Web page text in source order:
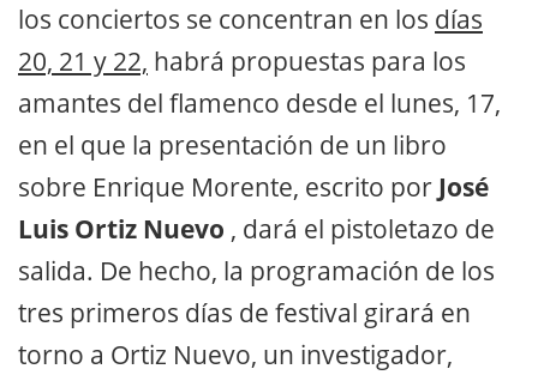
los conciertos se concentran en los días
20, 21 y 22, habrá propuestas para los
amantes del flamenco desde el lunes, 17,
en el que la presentación de un libro
sobre Enrique Morente, escrito por José
Luis Ortiz Nuevo , dará el pistoletazo de
salida. De hecho, la programación de los
tres primeros días de festival girará en
torno a Ortiz Nuevo, un investigador,